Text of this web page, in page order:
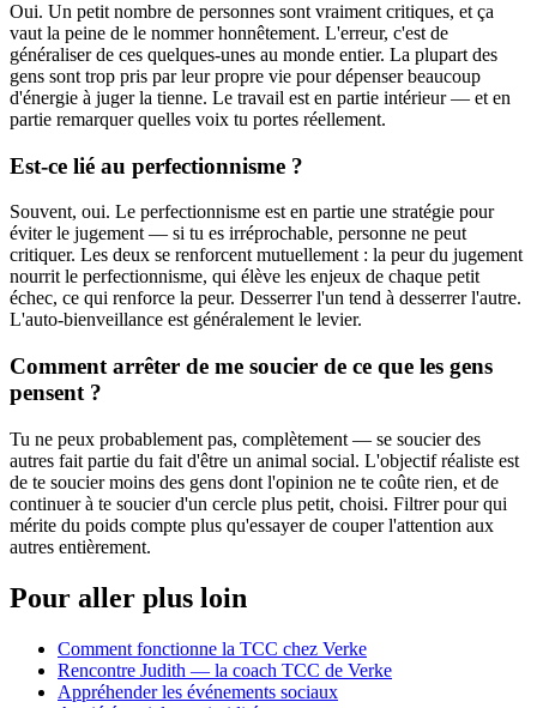
Oui. Un petit nombre de personnes sont vraiment critiques, et ça
vaut la peine de le nommer honnêtement. L'erreur, c'est de
généraliser de ces quelques-unes au monde entier. La plupart des
gens sont trop pris par leur propre vie pour dépenser beaucoup
d'énergie à juger la tienne. Le travail est en partie intérieur — et en
partie remarquer quelles voix tu portes réellement.
Est-ce lié au perfectionnisme ?
Souvent, oui. Le perfectionnisme est en partie une stratégie pour
éviter le jugement — si tu es irréprochable, personne ne peut
critiquer. Les deux se renforcent mutuellement : la peur du jugement
nourrit le perfectionnisme, qui élève les enjeux de chaque petit
échec, ce qui renforce la peur. Desserrer l'un tend à desserrer l'autre.
L'auto-bienveillance est généralement le levier.
Comment arrêter de me soucier de ce que les gens
pensent ?
Tu ne peux probablement pas, complètement — se soucier des
autres fait partie du fait d'être un animal social. L'objectif réaliste est
de te soucier moins des gens dont l'opinion ne te coûte rien, et de
continuer à te soucier d'un cercle plus petit, choisi. Filtrer pour qui
mérite du poids compte plus qu'essayer de couper l'attention aux
autres entièrement.
Pour aller plus loin
Comment fonctionne la TCC chez Verke
Rencontre Judith — la coach TCC de Verke
Appréhender les événements sociaux